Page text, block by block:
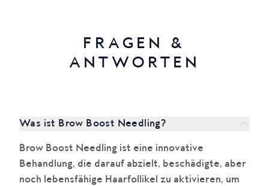
FRAGEN &
ANTWORTEN
Was ist Brow Boost Needling?
Brow Boost Needling ist eine innovative
Behandlung, die darauf abzielt, beschädigte, aber
noch lebensfähige Haarfollikel zu aktivieren, um